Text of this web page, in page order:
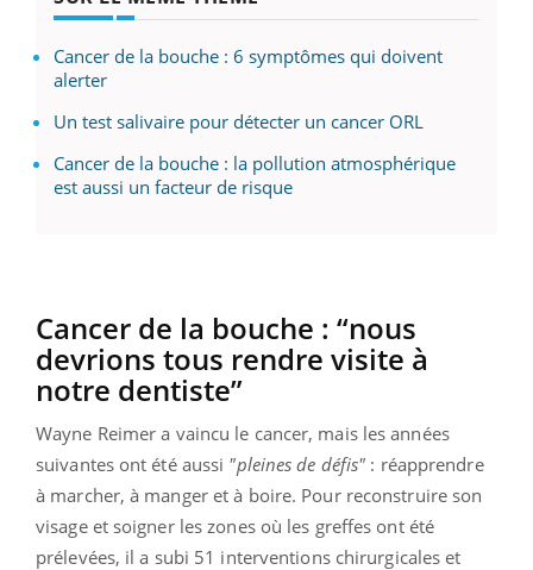
Cancer de la bouche : 6 symptômes qui doivent
alerter
Un test salivaire pour détecter un cancer ORL
Cancer de la bouche : la pollution atmosphérique
est aussi un facteur de risque
Cancer de la bouche : “nous
devrions tous rendre visite à
notre dentiste”
Wayne Reimer a vaincu le cancer, mais les années
suivantes ont été aussi "pleines de défis" : réapprendre
à marcher, à manger et à boire. Pour reconstruire son
visage et soigner les zones où les greffes ont été
prélevées, il a subi 51 interventions chirurgicales et